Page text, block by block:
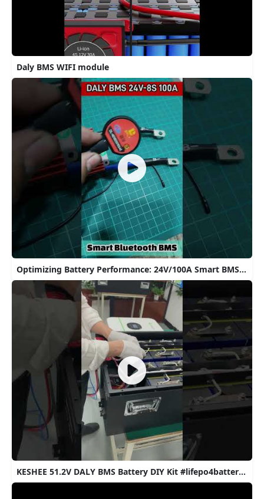
Daly BMS WIFI module
Optimizing Battery Performance: 24V/100A Smart BMS with Bluetooth Control for 8S LiFePO4 Batteries
KESHEE 51.2V DALY BMS Battery DIY Kit #lifepo4battery #diy #custom #power